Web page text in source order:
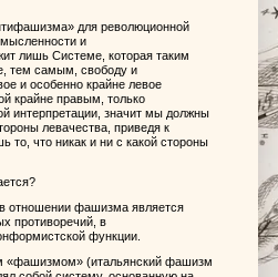
для революционной
и
лишь Системе, которая таким
тем самым, свободу и
и особенно крайне левое
крайне правым, только
интерпретации, значит мы должны
левачества, приведя к
то, что никак и ни с какой стороны
отношении фашизма является
противоречий, в
функции.
«фашизмом» (итальянский фашизм